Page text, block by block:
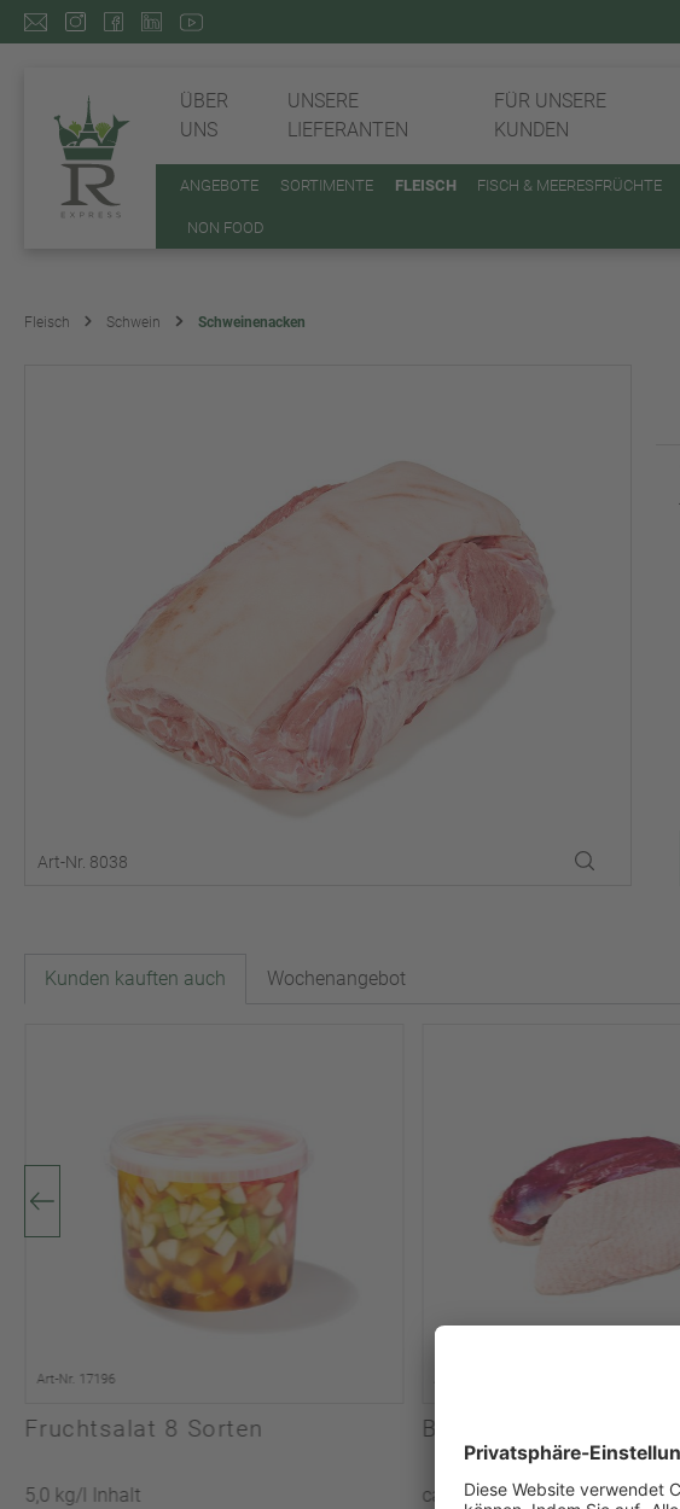
ÜBER
UNS
UNSERE
LIEFERANTEN
FÜR UNSERE
KUNDEN
ANGEBOTE SORTIMENTE FLEISCH FISCH & MEERESFRÜCHTE
NON FOOD
Fleisch Schwein Schweinenacken
Art-Nr. 8038
Kunden kauften auch Wochenangebot
Art-Nr. 17196
Fruchtsalat 8 Sorten
5,0 kg/l Inhalt
Barbarie Entenbrust
ca. 0,418 kg/l Inhalt